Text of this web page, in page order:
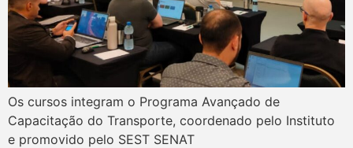
Os cursos integram o Programa Avançado de
Capacitação do Transporte, coordenado pelo Instituto
e promovido pelo SEST SENAT